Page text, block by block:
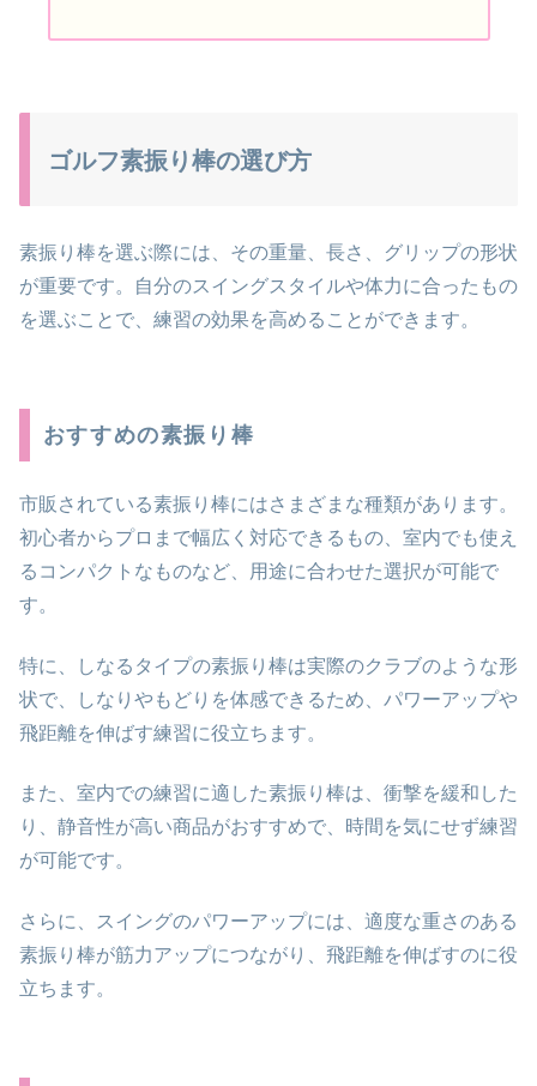
ゴルフ素振り棒の選び方
素振り棒を選ぶ際には、その重量、長さ、グリップの形状
が重要です。自分のスイングスタイルや体力に合ったもの
を選ぶことで、練習の効果を高めることができます。
おすすめの素振り棒
市販されている素振り棒にはさまざまな種類があります。
初心者からプロまで幅広く対応できるもの、室内でも使え
るコンパクトなものなど、用途に合わせた選択が可能で
す。
特に、しなるタイプの素振り棒は実際のクラブのような形
状で、しなりやもどりを体感できるため、パワーアップや
飛距離を伸ばす練習に役立ちます。
また、室内での練習に適した素振り棒は、衝撃を緩和した
り、静音性が高い商品がおすすめで、時間を気にせず練習
が可能です。
さらに、スイングのパワーアップには、適度な重さのある
素振り棒が筋力アップにつながり、飛距離を伸ばすのに役
立ちます。